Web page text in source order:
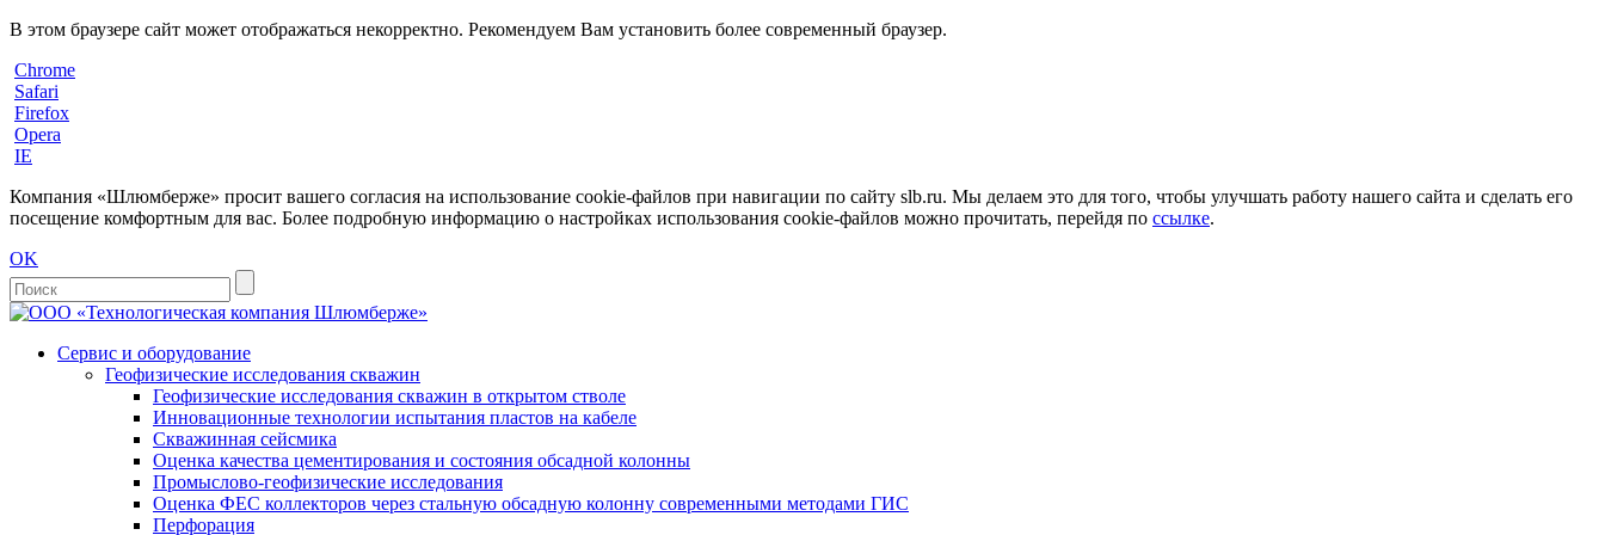
В этом браузере сайт может отображаться некорректно. Рекомендуем Вам установить более современный браузер.
Chrome
Safari
Firefox
Opera
IE
Компания «Шлюмберже» просит вашего согласия на использование cookie-файлов при навигации по сайту slb.ru. Мы делаем это для того, чтобы улучшать работу нашего сайта и сделать его
посещение комфортным для вас. Более подробную информацию о настройках использования cookie-файлов можно прочитать, перейдя по ссылке.
OK
Сервис и оборудование
Геофизические исследования скважин
Геофизические исследования скважин в открытом стволе
Инновационные технологии испытания пластов на кабеле
Скважинная сейсмика
Оценка качества цементирования и состояния обсадной колонны
Промыслово-геофизические исследования
Оценка ФЕС коллекторов через стальную обсадную колонну современными методами ГИС
Перфорация